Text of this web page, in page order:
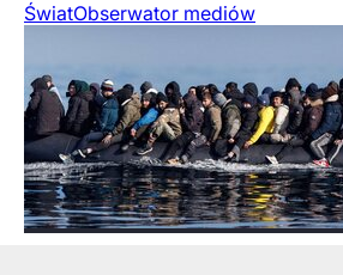
ŚwiatObserwator mediów